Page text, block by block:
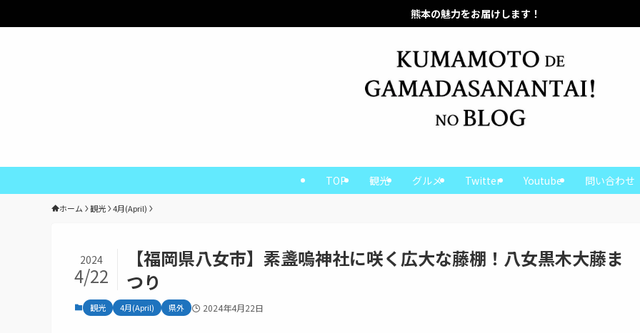
熊本の魅力をお届けします！
TOP 観光 グルメ Twitter Youtube 問い合わせ
ホーム 観光 4月(April)
【福岡県八女市】素盞嗚神社に咲く広大な藤棚！八女黒木大藤ま
つり
2024
4/22
観光 4月(April) 県外 2024年4月22日